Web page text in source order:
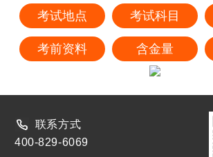
考试地点 考试科目
考前资料 含金量
联系方式
400-829-6069